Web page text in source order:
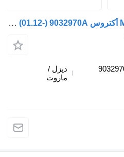
جهاز التدفئة Mercedes-Benz أكتروس mp4 2551 (01.12-) 9032970A لـ السيارات القاطرة Mercedes-Benz Actros MP4 Antos Arocs (2012-)
ديزل /